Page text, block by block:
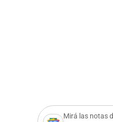
Mirá las notas